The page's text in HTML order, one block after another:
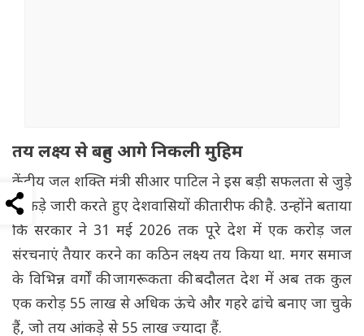
तय लक्ष्य से बहुत आगे निकली मुहिम
केंद्रीय जल शक्ति मंत्री सीआर पाटिल ने इस बड़ी सफलता से जुड़े
आंकड़े जारी करते हुए देशवासियों की तारीफ की है. उन्होंने बताया
कि सरकार ने 31 मई 2026 तक पूरे देश में एक करोड़ जल
संरचनाएं तैयार करने का कठिन लक्ष्य तय किया था. मगर समाज
के विभिन्न वर्गों की जागरूकता की बदौलत देश में अब तक कुल
एक करोड़ 55 लाख से अधिक ऊंचे और गहरे ढांचे बनाए जा चुके
हैं, जो तय आंकड़े से 55 लाख ज्यादा हैं.